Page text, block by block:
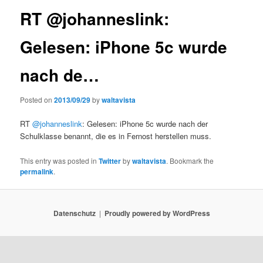
RT @johanneslink:
Gelesen: iPhone 5c wurde
nach de…
Posted on2013/09/29bywaltavista
RT@johanneslink: Gelesen: iPhone 5c wurde nach der
Schulklasse benannt, die es in Fernost herstellen muss.
This entry was posted inTwitterbywaltavista. Bookmark the
permalink.
Datenschutz Proudly powered by WordPress